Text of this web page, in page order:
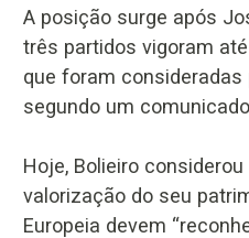
A posição surge após
três partidos vigoram
que foram consideradas
segundo um
Hoje, Bolieiro
valorização do seu
Europeia devem